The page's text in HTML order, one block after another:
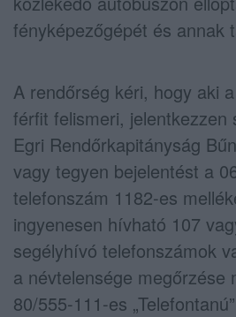
fényképezőgépét és annak
A rendőrség kéri, hogy aki
férfit felismeri, jelentkezzen
Egri Rendőrkapitányság
vagy tegyen bejelentést a
telefonszám 1182-es
ingyenesen hívható 107
segélyhívó telefonszámok
a névtelensége megőrzése
80/555-111-es